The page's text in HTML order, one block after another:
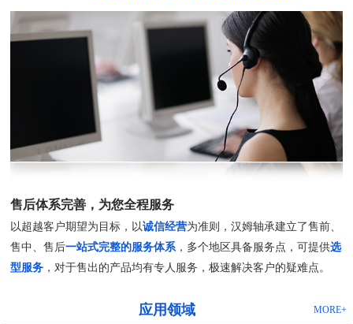
售后体系完善，为您全程服务
以超越客户期望为目标，以诚信经营为准则，汉姆轴承建立了售前、
售中、售后一站式完整的服务体系，多个地区具备服务点，可提供选
型服务 ，对于售出的产品均有专人服务，极速解决客户的疑难点。
MORE+
应用领域